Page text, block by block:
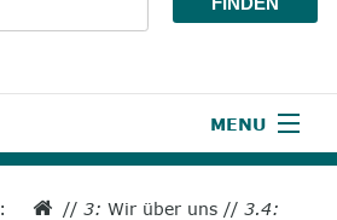
MENU
//3:Wir über uns //3.4: